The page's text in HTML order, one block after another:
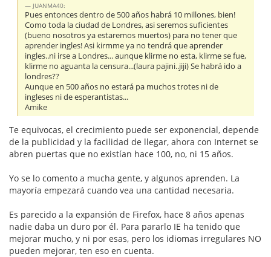
JUANMA40:
Pues entonces dentro de 500 años habrá 10 millones, bien!
Como toda la ciudad de Londres, asi seremos suficientes
(bueno nosotros ya estaremos muertos) para no tener que
aprender ingles! Asi kirmme ya no tendrá que aprender
ingles..ni irse a Londres... aunque klirme no esta, klirme se fue,
klirme no aguanta la censura...(laura pajini..jiji) Se habrá ido a
londres??
Aunque en 500 años no estará pa muchos trotes ni de
ingleses ni de esperantistas...
Amike
Te equivocas, el crecimiento puede ser exponencial, depende
de la publicidad y la facilidad de llegar, ahora con Internet se
abren puertas que no existían hace 100, no, ni 15 años.
Yo se lo comento a mucha gente, y algunos aprenden. La
mayoría empezará cuando vea una cantidad necesaria.
Es parecido a la expansión de Firefox, hace 8 años apenas
nadie daba un duro por él. Para pararlo IE ha tenido que
mejorar mucho, y ni por esas, pero los idiomas irregulares NO
pueden mejorar, ten eso en cuenta.